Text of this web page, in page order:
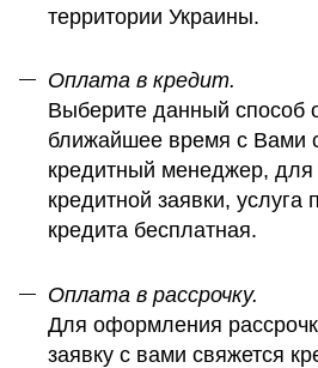
территории Украины.
Оплата в кредит.
Выберите данный способ
ближайшее время с Вами
кредитный менеджер, для
кредитной заявки,
кредита бесплатная.
Оплата в рассрочку.
Для оформления
заявку с вами свяжется